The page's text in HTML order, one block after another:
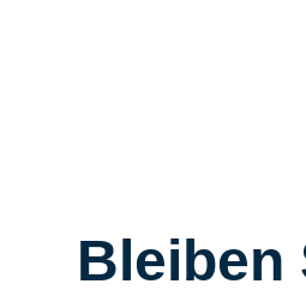
Bleiben